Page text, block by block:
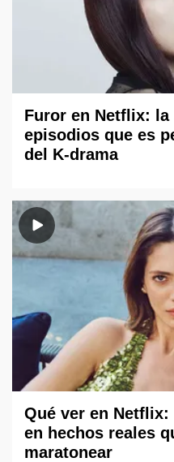
Furor en Netflix: la
episodios que es
del K-drama
Qué ver en
en hechos reales
maratonear